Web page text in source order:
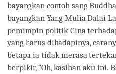
bayangkan contoh sang
bayangkan Yang Mulia Dalai
pemimpin politik Cina
yang harus dihadapinya,
betapa ia tidak merasa
berpikir, “Oh, kasihan aku ini.